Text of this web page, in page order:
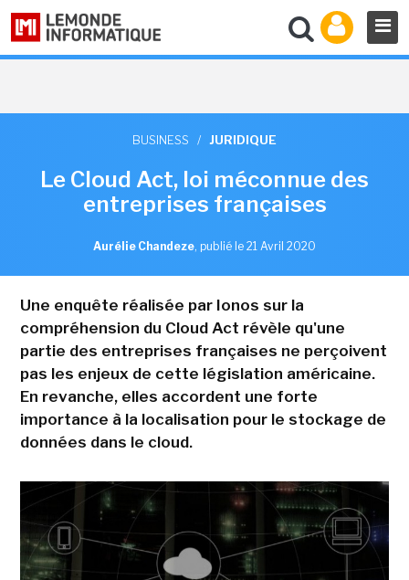
BUSINESS / JURIDIQUE
Le Cloud Act, loi méconnue des
entreprises françaises
Aurélie Chandeze, publié le 21 Avril 2020
Une enquête réalisée par Ionos sur la
compréhension du Cloud Act révèle qu'une
partie des entreprises françaises ne perçoivent
pas les enjeux de cette législation américaine.
En revanche, elles accordent une forte
importance à la localisation pour le stockage de
données dans le cloud.